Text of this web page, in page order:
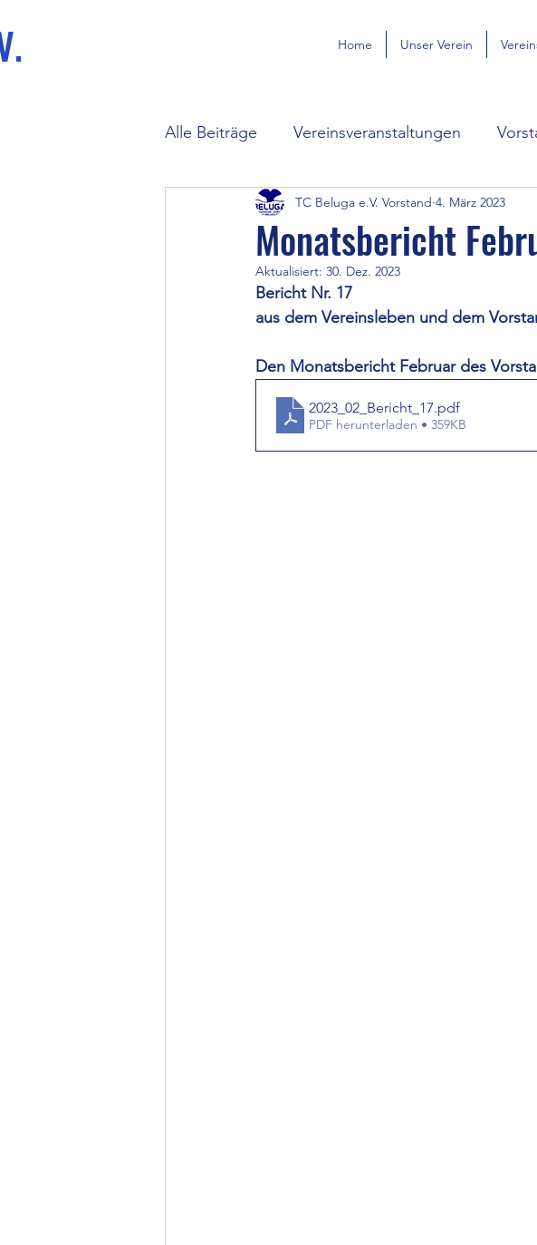
Home Unser Verein
Alle Beiträge Vereinsveranstaltungen
Trainingszeiten aktuelle Terminliste
Trainingszeiten Ferien & co
Monatsbericht
TC Beluga e.V. Vorstand 4. März 2023
Aktualisiert: 30. Dez. 2023
Bericht Nr. 17
aus dem Vereinsleben und dem
Den Monatsbericht Februar des
2023_02_Bericht_17.pdf
PDF herunterladen • 359KB